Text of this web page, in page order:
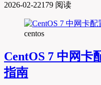
2026-02-22179 阅读
centos
CentOS 7 中网卡
指南